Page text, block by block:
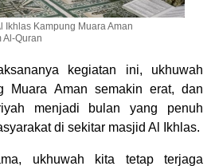
Ikhlas Kampung Muara Aman
Al-Quran
kegiatan ini, ukhuwah
Muara Aman semakin erat, dan
menjadi bulan yang penuh
di sekitar masjid Al Ikhlas.
ukhuwah kita tetap terjaga